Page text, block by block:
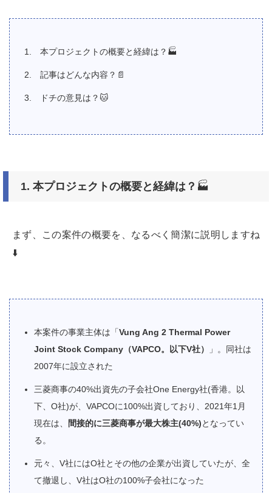
本プロジェクトの概要と経緯は？🏭
記事はどんな内容？📄
ドチの意見は？🐱
1. 本プロジェクトの概要と経緯は？ 🏭
まず、この案件の概要を、なるべく簡潔に説明しますね
⬇️
本案件の事業主体は「Vung Ang 2 Thermal Power
Joint Stock Company（VAPCO。以下V社）
」。同社は
2007年に設立された
三菱商事の40%出資先の子会社One Energy社(香港。以
下、O社)が、VAPCOに100%出資しており、2021年1月
現在は、
間接的に三菱商事が最大株主(40%)となってい
る。
元々、V社にはO社とその他の企業が出資していたが、全
て撤退し、V社はO社の100%子会社になった